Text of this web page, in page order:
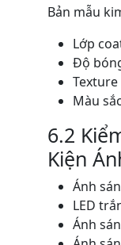
Bản mẫu
Lớp
Độ
Màu
6.2
Kiện
Ánh
LED
Ánh